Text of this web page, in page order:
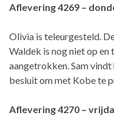
Aflevering 4269 –
Olivia is teleurgesteld.
Waldek is nog niet op
aangetrokken. Sam
besluit om met Kobe te
Aflevering 4270 –